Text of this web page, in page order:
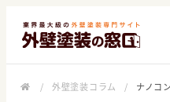
/ 外壁塗装コラム / ナノコ